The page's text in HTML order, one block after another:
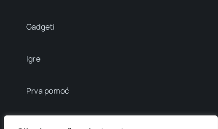
Gadgeti
Igre
Prva pomoć